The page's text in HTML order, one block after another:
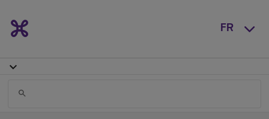
FR